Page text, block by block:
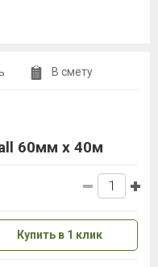
В смету
60мм x 40м
Купить в 1 клик